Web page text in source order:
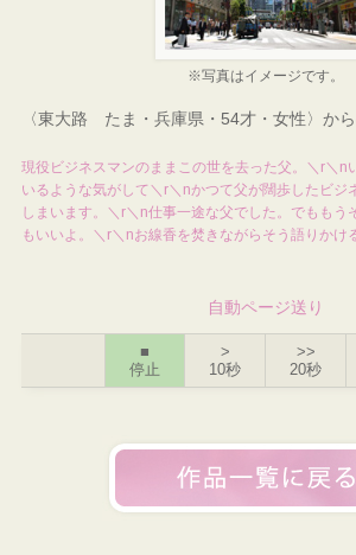
※写真はイメージです。
〈東大路 たま・兵庫県・54才・女性〉か
現役ビジネスマンのままこの世を去った父。＼r＼n
いるような気がして＼r＼nかつて父が闊歩したビジ
しまいます。＼r＼n仕事一途な父でした。でももう
もいいよ。＼r＼nお線香を焚きながらそう語りかけ
自動ページ送り
■
停止
>
10秒
>>
20秒